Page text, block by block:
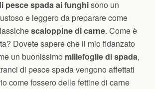
pesce spada ai funghisono un
e leggero da preparare come
scaloppine di carne. Come è
Dovete sapere che il mio fidanzato
un buonissimo millefoglie di spada,
di pesce spada vengono affettati
come fossero delle fettine di carne